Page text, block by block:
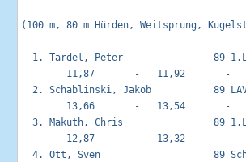
(100 m, 80 m Hürden, Weitsprung,
1. Tardel, Peter                89
11,87       -   11,92       -
2. Schablinski, Jakob           89
13,66       -   13,54       -
3. Makuth, Chris                89
12,87       -   13,32       -
4. Ott, Sven                    89